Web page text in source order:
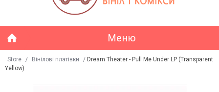
Меню
Store / Вінілові платівки / Dream Theater - Pull Me Under LP (Transparent
Yellow)